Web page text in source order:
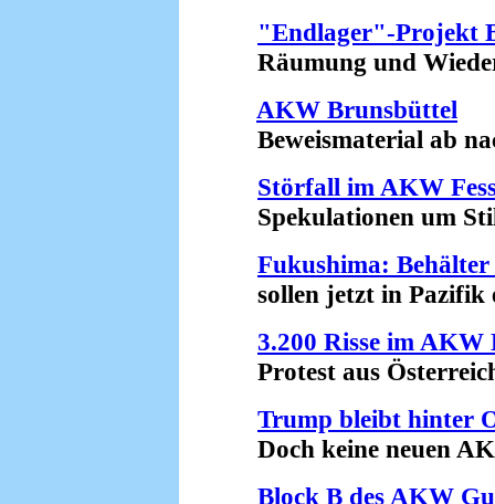
"Endlager"-Projekt
Räumung und
AKW Brunsbüttel
Beweismaterial ab
Störfall im AKW
Spekulationen um
Fukushima:
sollen jetzt in Pazifik
3.200 Risse im AKW
Protest aus
Trump bleibt hinter
Doch keine neuen
Block B des AKW